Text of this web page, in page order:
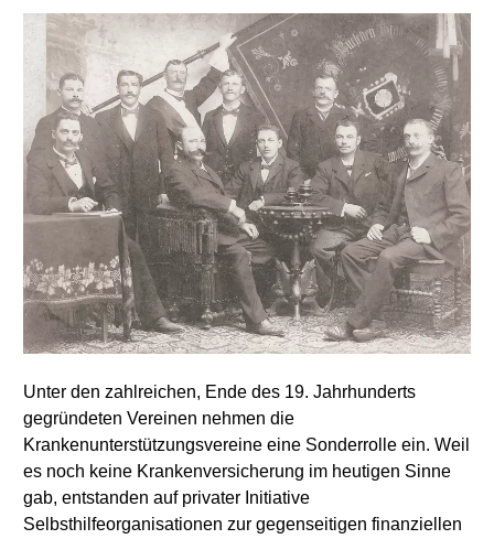
Unter den zahlreichen, Ende des 19. Jahrhunderts
gegründeten Vereinen nehmen die
Krankenunterstützungsvereine eine Sonderrolle ein. Weil
es noch keine Krankenversicherung im heutigen Sinne
gab, entstanden auf privater Initiative
Selbsthilfeorganisationen zur gegenseitigen finanziellen